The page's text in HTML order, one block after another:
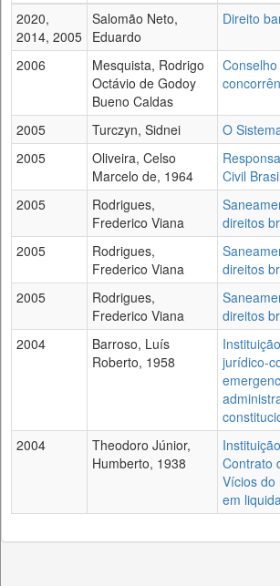
2020,
2014, 2005
Salomão Neto,
Eduardo
Direito
2006
Mesquista, Rodrigo
Octávio de Godoy
Bueno Caldas
2005 Turczyn, Sidnei O
2005
Oliveira, Celso
Marcelo de, 1964
Civil
2005
Rodrigues,
Frederico Viana
direitos
2005
Rodrigues,
Frederico Viana
direitos
2005
Rodrigues,
Frederico Viana
direitos
2004
Barroso, Luís
Roberto, 1958
jurídico-
2004
Theodoro Júnior,
Humberto, 1938
Contrato
Vícios do
em